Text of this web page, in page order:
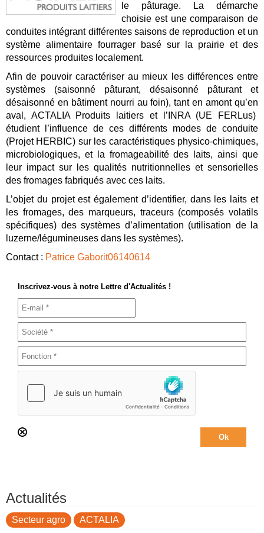
le pâturage. La démarche
choisie est une comparaison de
conduites intégrant différentes saisons de reproduction et un
système alimentaire fourrager basé sur la prairie et des
ressources produites localement.
Afin de pouvoir caractériser au mieux les différences entre
systèmes (saisonné pâturant, désaisonné pâturant et
désaisonné en bâtiment nourri au foin), tant en amont qu’en
aval, ACTALIA Produits laitiers et l’INRA (UE FERLus)
étudient l’influence de ces différents modes de conduite
(Projet HERBIC) sur les caractéristiques physico-chimiques,
microbiologiques, et la fromageabilité des laits, ainsi que
leur impact sur les qualités nutritionnelles et sensorielles
des fromages fabriqués avec ces laits.
L’objet du projet est également d’identifier, dans les laits et
les fromages, des marqueurs, traceurs (composés volatils
spécifiques) des systèmes d’alimentation (utilisation de la
luzerne/légumineuses dans les systèmes).
Contact : Patrice Gaborit06140614
Inscrivez-vous à notre Lettre d'Actualités !
Actualités
Secteur agro ACTALIA